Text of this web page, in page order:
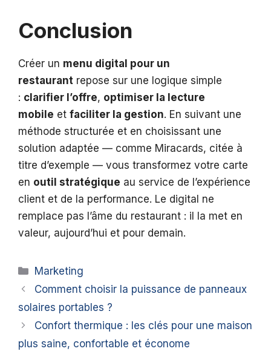
Conclusion
Créer un menu digital pour un
restaurant repose sur une logique simple
: clarifier l’offre, optimiser la lecture
mobile et faciliter la gestion. En suivant une
méthode structurée et en choisissant une
solution adaptée — comme Miracards, citée à
titre d’exemple — vous transformez votre carte
en outil stratégique au service de l’expérience
client et de la performance. Le digital ne
remplace pas l’âme du restaurant : il la met en
valeur, aujourd’hui et pour demain.
Catégories
Marketing
Comment choisir la puissance de panneaux
solaires portables ?
Confort thermique : les clés pour une maison
plus saine, confortable et économe